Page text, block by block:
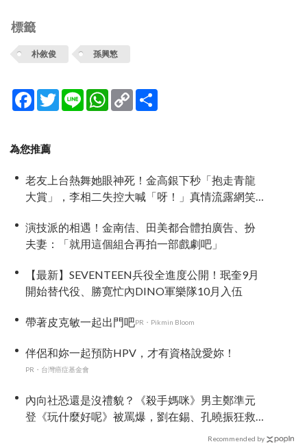
標籤
朴敘俊 孫興慜
Facebook
TwitterLine WhatsApp
Copy
Link
為您推薦
老友上台熱舞她眼神死！金高銀下秒「抱走青龍
大賞」，李相二失控大喊「呀！」真情流露網笑
演技派的相遇！金南佶、田美都合體拍廣告、扮
夫妻：「就用這個組合再拍一部戲劇吧」
【最新】SEVENTEEN兵役全進度公開！珉奎9月
開始替代役、勝寛忙內DINO軍樂隊10月入伍
帶著皮克敏一起出門吧PR・Pikmin Bloom
伴侶和妳一起預防HPV，才有資格說愛妳！
PR・台灣癌症基金會
內向社恐還是沒禮貌？《殺手媽咪》男主鄭準元
登《玩什麼好呢》被罵爆，劉在錫、孔曉振狂救
Recommended by